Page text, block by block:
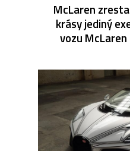
McLaren
krásy jediný
vozu